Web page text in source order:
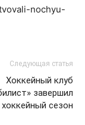
nochyu-
Следующая статья
Хоккейный клуб
завершил
сезон